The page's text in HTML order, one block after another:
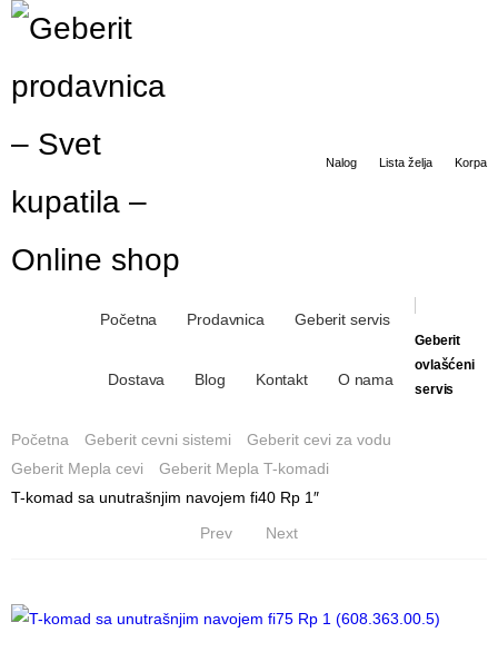
Nalog Lista želja Korpa
Početna Prodavnica Geberit servis
Dostava Blog Kontakt O nama
Geberit
ovlašćeni
servis
Početna Geberit cevni sistemi
Geberit cevi za vodu
Geberit Mepla cevi
Geberit Mepla T-komadi
T-komad sa unutrašnjim navojem fi40 Rp 1″
Prev
Next